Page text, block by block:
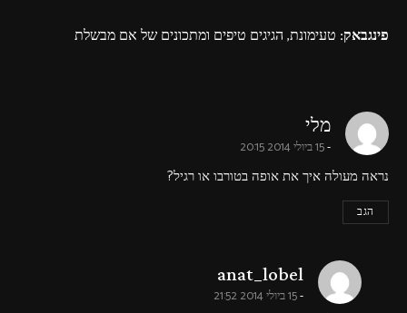
פינגבאק: טעימונת, הגיגים טיפים ומתכונים של אם מבשלת
מליsays:
15 ביולי 2014 20:15
נראה מעולה איך את אופה בטורבו או רגיל?
הגב
anat_lobel
15 ביולי 2014 21:52